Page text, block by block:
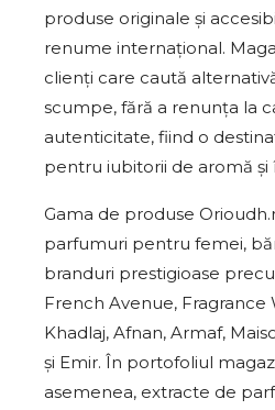
produse originale și
renume internațional.
clienți care caută
scumpe, fără a renunța la
autenticitate, fiind o
pentru iubitorii de aromă și
Gama de produse
parfumuri pentru femei,
branduri prestigioase
French Avenue, Fragrance
Khadlaj, Afnan, Armaf,
și Emir. În portofoliul
asemenea, extracte de